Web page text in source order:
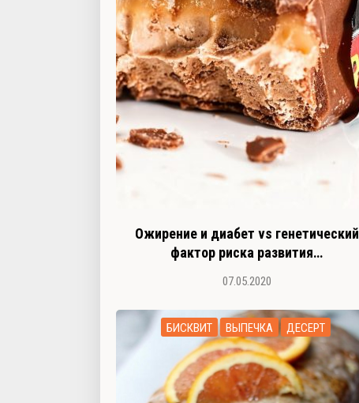
Ожирение и диабет vs генетический
фактор риска развития…
07.05.2020
БИСКВИТ ВЫПЕЧКА ДЕСЕРТ